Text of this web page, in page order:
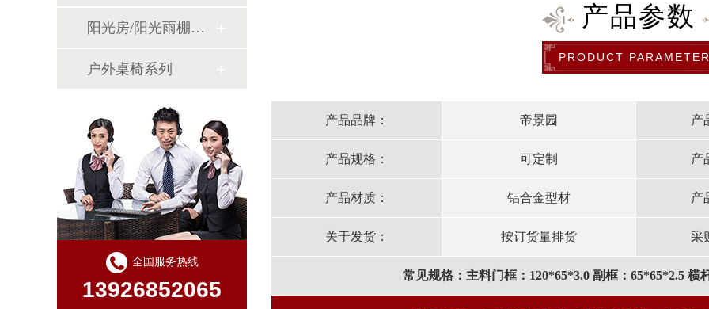
阳光房/阳光雨棚系列
户外桌椅系列
全国服务热线
13926852065
产品参数
PRODUCT
产品品牌： 帝景园 产
产品规格： 可定制 产
产品材质： 铝合金型材 产
关于发货： 按订货量排货 采
常见规格：主料门框：120*65*3.0 副框：65*65*2.5 横